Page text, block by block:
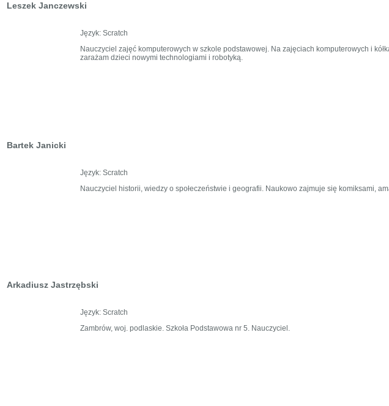
Leszek Janczewski
Język: Scratch
Nauczyciel zajęć komputerowych w szkole podstawowej. Na zajęciach komputerowych i
zarażam dzieci nowymi technologiami i robotyką.
Bartek Janicki
Język: Scratch
Nauczyciel historii, wiedzy o społeczeństwie i geografii. Naukowo zajmuje się komiksami,
Arkadiusz Jastrzębski
Język: Scratch
Zambrów, woj. podlaskie. Szkoła Podstawowa nr 5. Nauczyciel.